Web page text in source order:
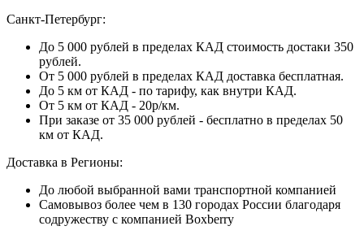
Санкт-Петербург:
До 5 000 рублей в пределах КАД стоимость достаки 350
рублей.
От 5 000 рублей в пределах КАД доставка бесплатная.
До 5 км от КАД - по тарифу, как внутри КАД.
От 5 км от КАД - 20р/км.
При заказе от 35 000 рублей - бесплатно в пределах 50
км от КАД.
Доставка в Регионы:
До любой выбранной вами транспортной компанией
Самовывоз более чем в 130 городах России благодаря
содружеству с компанией Boxberry